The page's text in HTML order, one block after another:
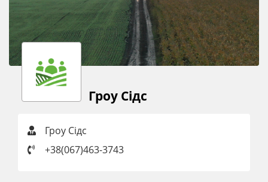
Гроу Сідс
Гроу Сідс
+38(067)463-3743